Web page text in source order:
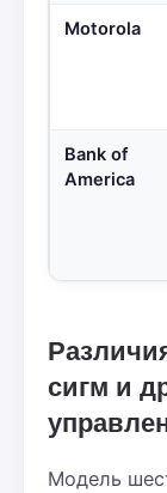
Motorola
Bank of
America
сигм и
Модель